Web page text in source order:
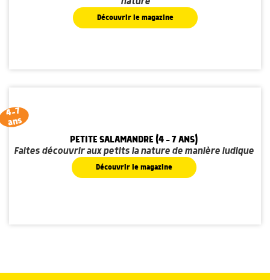
Découvrir le magazine
4-7
ans
PETITE SALAMANDRE (4 - 7 ANS)
Faites découvrir aux petits la nature de manière ludique
Découvrir le magazine